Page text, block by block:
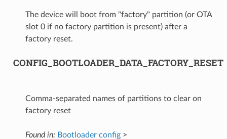
The device will boot from "factory" partition (or OTA
slot 0 if no factory partition is present) after a
factory reset.
CONFIG_BOOTLOADER_DATA_FACTORY_RESET
Comma-separated names of partitions to clear on
factory reset
Found in: Bootloader config>